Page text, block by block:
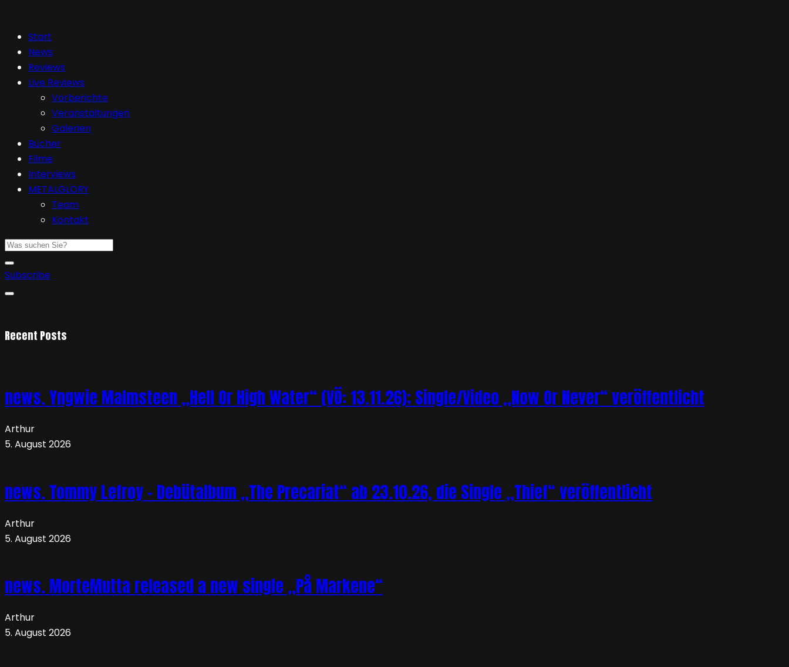
Start
News
Reviews
Live Reviews
Vorberichte
Veranstaltungen
Galerien
Bücher
Filme
Interviews
METALGLORY
Team
Kontakt
Subscribe
Recent Posts
news. Yngwie Malmsteen „Hell Or High Water“ (VÖ: 13.11.26); Single/Video „Now Or Never“ veröffentlicht
Arthur
5. August 2026
news. Tommy Lefroy – Debütalbum „The Precariat“ ab 23.10.26, die Single „Thief“ veröffentlicht
Arthur
5. August 2026
news. MorteMutta released a new single „På Markene“
Arthur
5. August 2026